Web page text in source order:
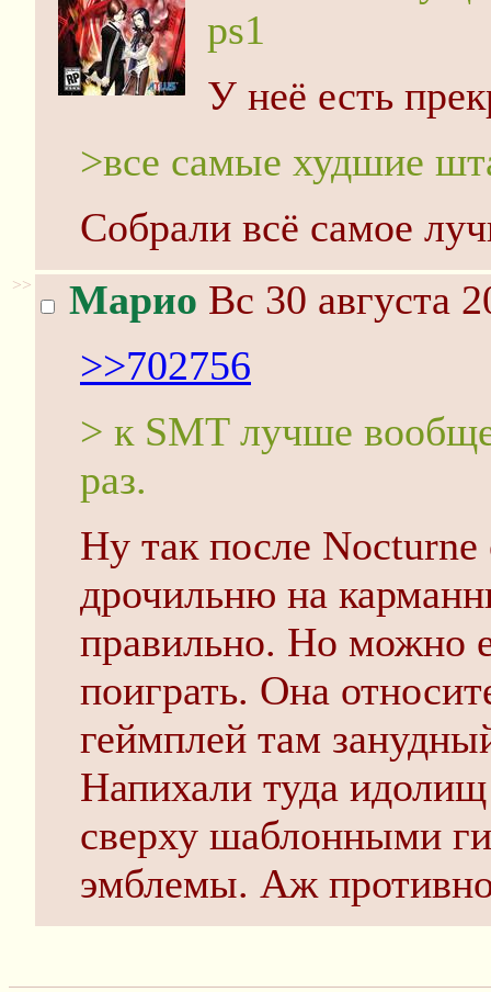
ps1
У неё есть
>все самые худшие
Собрали всё самое
>> Марио Вс 30 августа
>>702756
> к SMT лучше
раз.
Ну так после
дрочильню на
правильно. Но можно
поиграть. Она
геймплей там
Напихали туда
сверху шаблонными
эмблемы. Аж